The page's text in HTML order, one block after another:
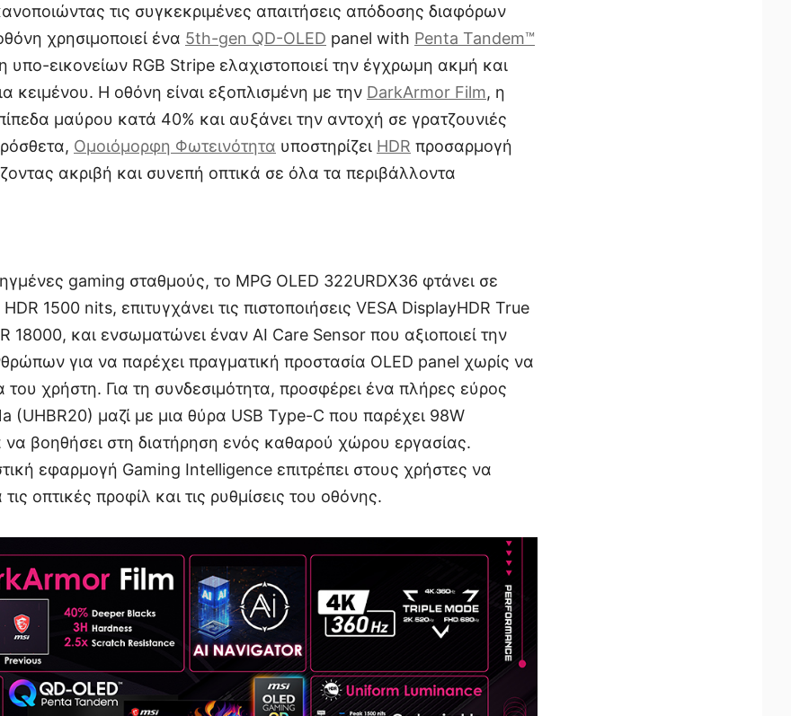
τις συγκεκριμένες απαιτήσεις απόδοσης διαφόρων
χρησιμοποιεί ένα 5th-gen QD-OLED panel with Penta Tandem™
υπο-εικονείων RGB Stripe ελαχιστοποιεί την έγχρωμη ακμή και
κειμένου. Η οθόνη είναι εξοπλισμένη με την DarkArmor Film, η
μαύρου κατά 40% και αυξάνει την αντοχή σε γρατζουνιές
Ομοιόμορφη Φωτεινότητα υποστηρίζει HDR προσαρμογή
ακριβή και συνεπή οπτικά σε όλα τα περιβάλλοντα
gaming σταθμούς, το MPG OLED 322URDX36 φτάνει σε
1500 nits, επιτυγχάνει τις πιστοποιήσεις VESA DisplayHDR True
18000, και ενσωματώνει έναν AI Care Sensor που αξιοποιεί την
για να παρέχει πραγματική προστασία OLED panel χωρίς να
του χρήστη. Για τη συνδεσιμότητα, προσφέρει ένα πλήρες εύρος
(UHBR20) μαζί με μια θύρα USB Type-C που παρέχει 98W
να βοηθήσει στη διατήρηση ενός καθαρού χώρου εργασίας.
εφαρμογή Gaming Intelligence επιτρέπει στους χρήστες να
οπτικές προφίλ και τις ρυθμίσεις του οθόνης.